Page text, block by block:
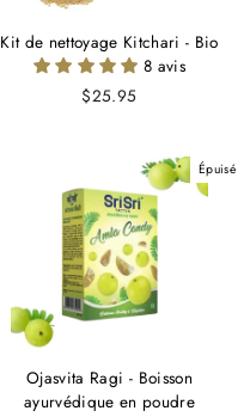
Kit de nettoyage Kitchari - Bio
8 avis
$25.95
Épuisé
Ojasvita Ragi - Boisson
ayurvédique en poudre